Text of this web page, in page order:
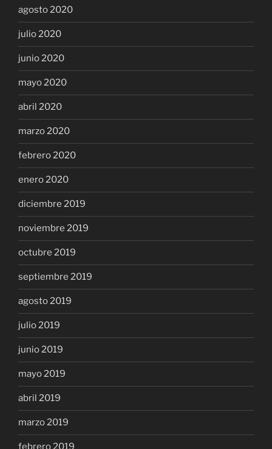
agosto 2020
julio 2020
junio 2020
mayo 2020
abril 2020
marzo 2020
febrero 2020
enero 2020
diciembre 2019
noviembre 2019
octubre 2019
septiembre 2019
agosto 2019
julio 2019
junio 2019
mayo 2019
abril 2019
marzo 2019
febrero 2019